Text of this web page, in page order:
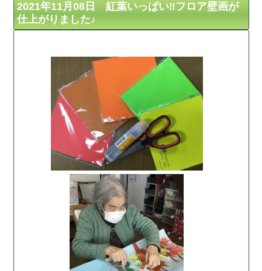
2021年11月08日 紅葉いっぱい‼︎フロア壁画が
仕上がりました♪